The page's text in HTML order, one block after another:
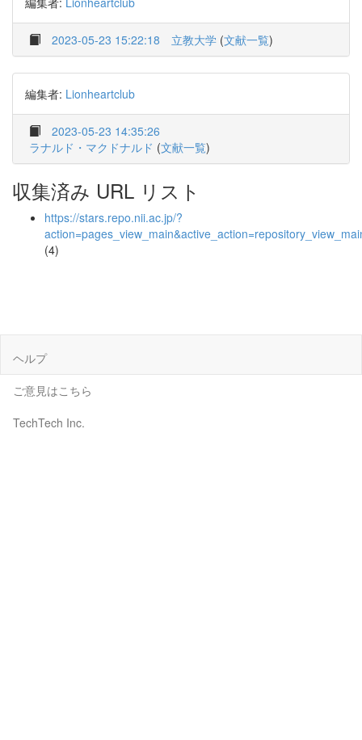
2023-05-23 15:22:18 立教大学 (文献一覧)
編集者: Lionheartclub
2023-05-23 14:35:26
ラナルド・マクドナルド (文献一覧)
収集済み URL リスト
https://stars.repo.nii.ac.jp/?
(4)
ヘルプ
ご意見はこちら
TechTech Inc.